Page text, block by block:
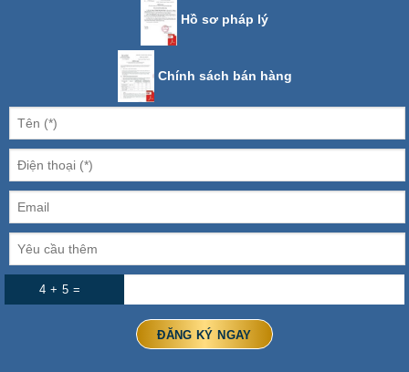
Hồ sơ pháp lý
Chính sách bán hàng
4 + 5 =